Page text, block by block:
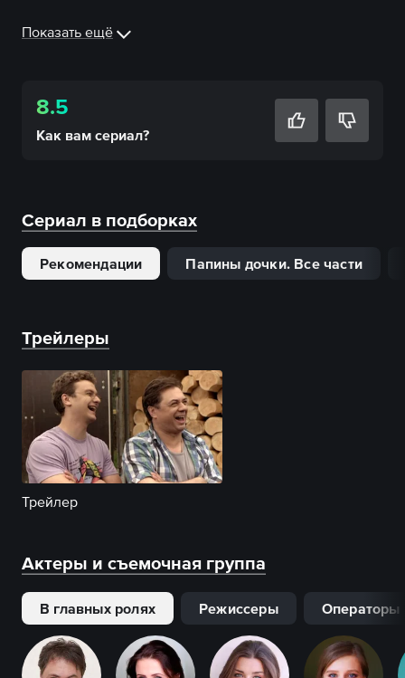
Показать ещё
8.5
Как вам сериал?
Сериал в подборках
Рекомендации Папины дочки. Все части
Трейлеры
Трейлер
Актеры и съемочная группа
В главных ролях Режиссеры Операторы